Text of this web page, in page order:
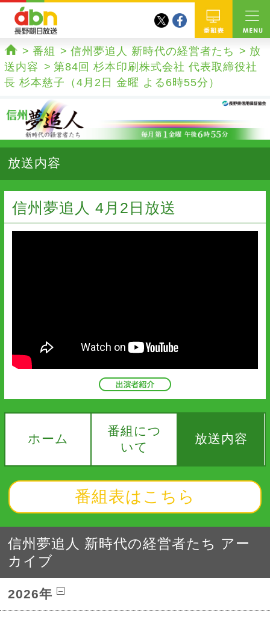
番組
twitterfacebook
ホーム
番組 信州夢追人 新時代の経営者たち
放
送内容
第84回 杉本印刷株式会社 代表取締役社
長 杉本慈子（4月2日 金曜 よる6時55分）
放送内容
信州夢追人 4月2日放送
ホーム
番組につ
いて
放送内容
番組表はこちら
信州夢追人 新時代の経営者たち アー
カイブ
2026年